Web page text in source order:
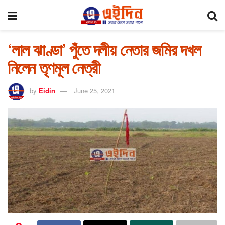
‘লাল ঝাণ্ডা’ পুঁতে দলীয় নেতার জমির দখল
নিলেন তৃণমূল নেত্রী
by Eidin June 25, 2021